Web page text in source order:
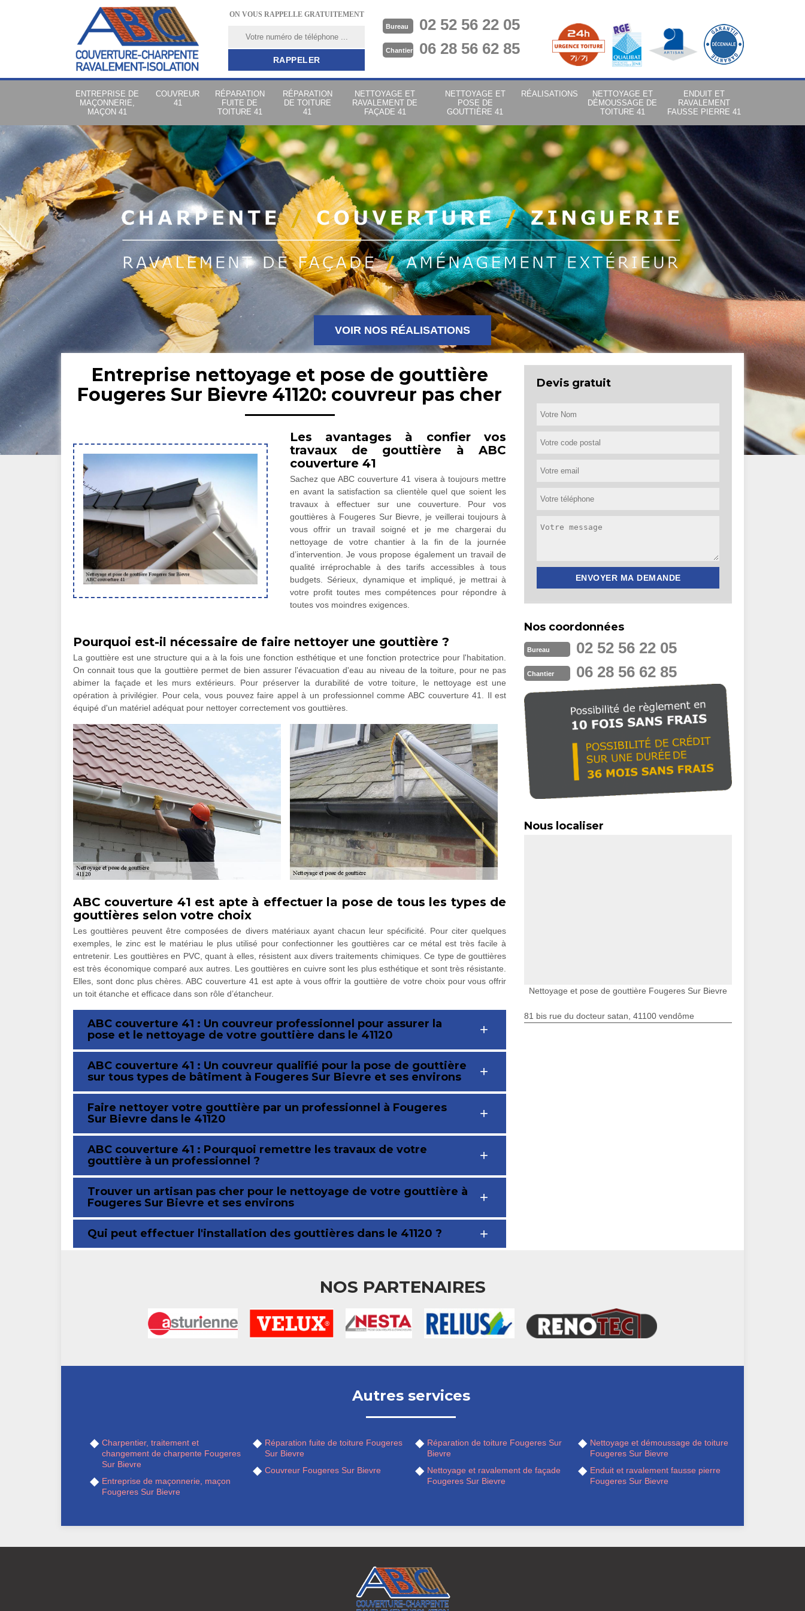
ON VOUS RAPPELLE GRATUITEMENT
Bureau 02 52 56 22 05
Chantier 06 28 56 62 85
ENTREPRISE DE
MAÇONNERIE,
MAÇON 41
COUVREUR
41
RÉPARATION
FUITE DE
TOITURE 41
RÉPARATION
DE TOITURE
41
NETTOYAGE ET
RAVALEMENT DE
FAÇADE 41
NETTOYAGE ET
POSE DE
GOUTTIÈRE 41
RÉALISATIONS
NETTOYAGE ET
DÉMOUSSAGE DE
TOITURE 41
ENDUIT ET
RAVALEMENT
FAUSSE PIERRE 41
VOIR NOS RÉALISATIONS
Entreprise nettoyage et pose de gouttière
Fougeres Sur Bievre 41120: couvreur pas cher
Les avantages à confier vos
travaux de gouttière à ABC
couverture 41
Sachez que ABC couverture 41 visera à toujours mettre
en avant la satisfaction sa clientèle quel que soient les
travaux à effectuer sur une couverture. Pour vos
gouttières à Fougeres Sur Bievre, je veillerai toujours à
vous offrir un travail soigné et je me chargerai du
nettoyage de votre chantier à la fin de la journée
d’intervention. Je vous propose également un travail de
qualité irréprochable à des tarifs accessibles à tous
budgets. Sérieux, dynamique et impliqué, je mettrai à
votre profit toutes mes compétences pour répondre à
toutes vos moindres exigences.
Pourquoi est-il nécessaire de faire nettoyer une gouttière ?
La gouttière est une structure qui a à la fois une fonction esthétique et une fonction protectrice pour l'habitation.
On connait tous que la gouttière permet de bien assurer l'évacuation d'eau au niveau de la toiture, pour ne pas
abimer la façade et les murs extérieurs. Pour préserver la durabilité de votre toiture, le nettoyage est une
opération à privilégier. Pour cela, vous pouvez faire appel à un professionnel comme ABC couverture 41. Il est
équipé d'un matériel adéquat pour nettoyer correctement vos gouttières.
ABC couverture 41 est apte à effectuer la pose de tous les types de
gouttières selon votre choix
Les gouttières peuvent être composées de divers matériaux ayant chacun leur spécificité. Pour citer quelques
exemples, le zinc est le matériau le plus utilisé pour confectionner les gouttières car ce métal est très facile à
entretenir. Les gouttières en PVC, quant à elles, résistent aux divers traitements chimiques. Ce type de gouttières
est très économique comparé aux autres. Les gouttières en cuivre sont les plus esthétique et sont très résistante.
Elles, sont donc plus chères. ABC couverture 41 est apte à vous offrir la gouttière de votre choix pour vous offrir
un toit étanche et efficace dans son rôle d’étancheur.
ABC couverture 41 : Un couvreur professionnel pour assurer la
pose et le nettoyage de votre gouttière dans le 41120
ABC couverture 41 : Un couvreur qualifié pour la pose de gouttière
sur tous types de bâtiment à Fougeres Sur Bievre et ses environs
Faire nettoyer votre gouttière par un professionnel à Fougeres
Sur Bievre dans le 41120
ABC couverture 41 : Pourquoi remettre les travaux de votre
gouttière à un professionnel ?
Trouver un artisan pas cher pour le nettoyage de votre gouttière à
Fougeres Sur Bievre et ses environs
Qui peut effectuer l'installation des gouttières dans le 41120 ?
Devis gratuit
Nos coordonnées
Bureau 02 52 56 22 05
Chantier 06 28 56 62 85
Nous localiser
Nettoyage et pose de gouttière Fougeres Sur Bievre
81 bis rue du docteur satan, 41100 vendôme
NOS PARTENAIRES
Autres services
Charpentier, traitement et
changement de charpente Fougeres
Sur Bievre
Entreprise de maçonnerie, maçon
Fougeres Sur Bievre
Réparation fuite de toiture Fougeres
Sur Bievre
Couvreur Fougeres Sur Bievre
Réparation de toiture Fougeres Sur
Bievre
Nettoyage et ravalement de façade
Fougeres Sur Bievre
Nettoyage et démoussage de toiture
Fougeres Sur Bievre
Enduit et ravalement fausse pierre
Fougeres Sur Bievre